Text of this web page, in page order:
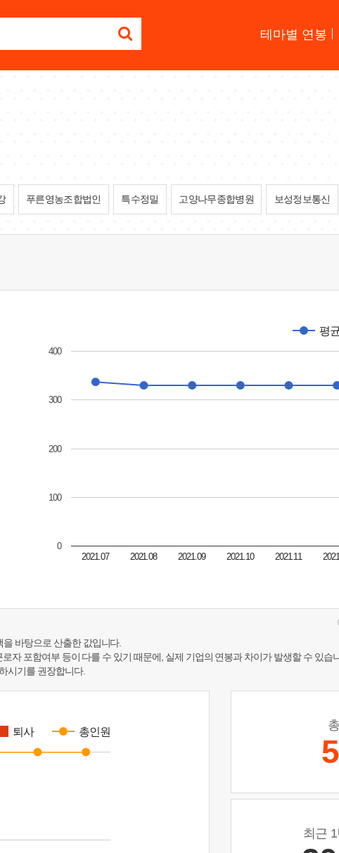
테마별 연봉
푸른영농조합법인 특수정밀 고양나무종합병원 보성정보통신
평
2021.07 2021.08 2021.09 2021.10 2021.11
0
100
200
300
400
바탕으로 산출한 값입니다.
자 포함여부 등이 다를 수 있기 때문에, 실제 기업의 연봉과 차이가 발생할 수 있습
시기를 권장합니다.
퇴사 총인원
5
최근